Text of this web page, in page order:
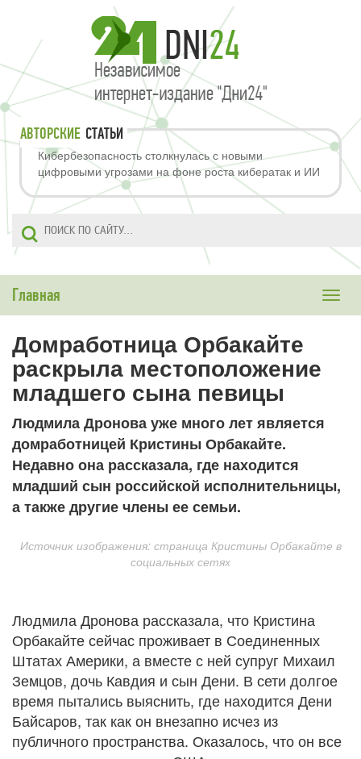
АВТОРСКИЕ СТАТЬИ
Кибербезопасность столкнулась с новыми
цифровыми угрозами на фоне роста кибератак и ИИ
Toggle
Главная
Домработница Орбакайте
раскрыла местоположение
младшего сына певицы
Людмила Дронова уже много лет является
домработницей Кристины Орбакайте.
Недавно она рассказала, где находится
младший сын российской исполнительницы,
а также другие члены ее семьи.
Источник изображения: страница Кристины Орбакайте в
социальных сетях
Людмила Дронова рассказала, что Кристина
Орбакайте сейчас проживает в Соединенных
Штатах Америки, а вместе с ней супруг Михаил
Земцов, дочь Кавдия и сын Дени. В сети долгое
время пытались выяснить, где находится Дени
Байсаров, так как он внезапно исчез из
публичного пространства. Оказалось, что он все